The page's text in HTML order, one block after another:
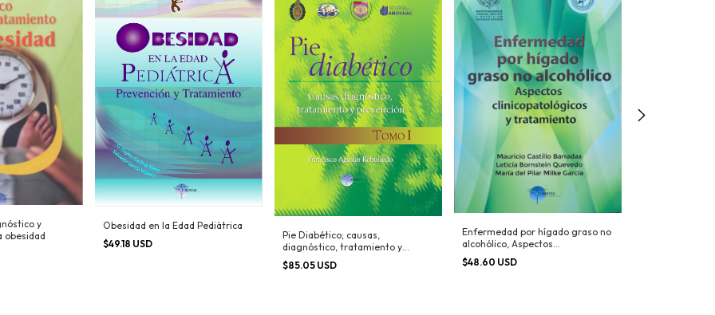
y
obesidad
Obesidad en la Edad Pediátrica
$49.18 USD
Pie Diabético; causas,
diagnóstico, tratamiento y
prevención
$85.05 USD
Enfermedad por hígado graso no
alcohólico, Aspectos
clinicopatológicos y tratamiento
$48.60 USD